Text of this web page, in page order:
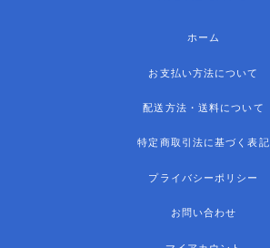
ホーム
お支払い方法について
配送方法・送料について
特定商取引法に基づく表記
プライバシーポリシー
お問い合わせ